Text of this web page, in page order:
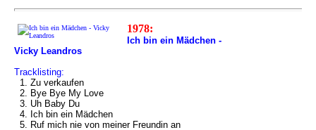
1978:
Ich bin ein Mädchen -
Vicky Leandros
Tracklisting:
1. Zu verkaufen
2. Bye Bye My Love
3. Uh Baby Du
4. Ich bin ein Mädchen
5. Ruf mich nie von meiner Freundin an